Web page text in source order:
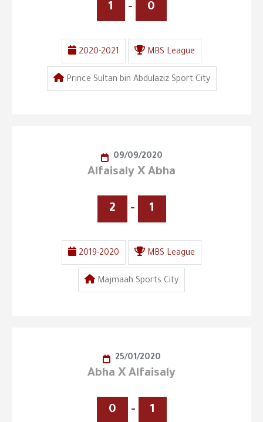
1 - 0
2020-2021 MBS League
Prince Sultan bin Abdulaziz Sport City
09/09/2020
Alfaisaly X Abha
2 - 1
2019-2020 MBS League
Majmaah Sports City
25/01/2020
Abha X Alfaisaly
0 - 1